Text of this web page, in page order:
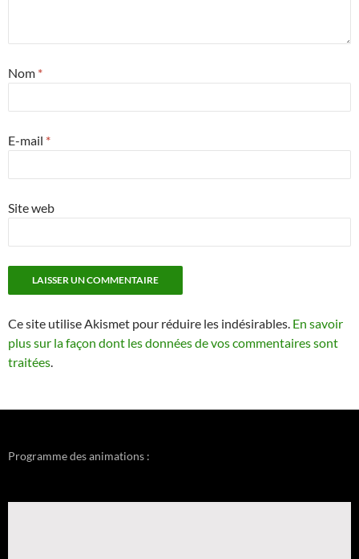
Nom *
E-mail *
Site web
Ce site utilise Akismet pour réduire les indésirables. En savoir
plus sur la façon dont les données de vos commentaires sont
traitées.
Programme des animations :